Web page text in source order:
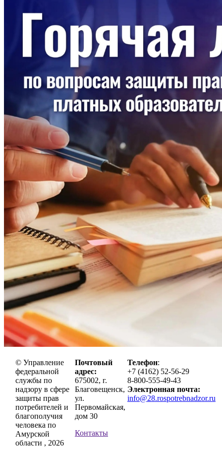
© Управление
федеральной
службы по
надзору в сфере
защиты прав
потребителей и
благополучия
человека по
Амурской
области , 2026
Почтовый
адрес:
675002, г.
Благовещенск,
ул.
Первомайская,
дом 30
Контакты
Телефон:
+7 (4162) 52-56-29
8-800-555-49-43
Электронная почта:
info@28.rospotrebnadzor.ru